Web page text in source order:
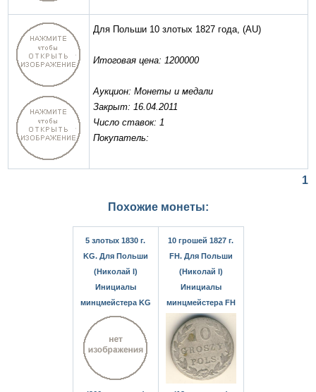
Для Польши 10 злотых 1827 года, (AU)
Итоговая цена: 1200000
Аукцион: Монеты и медали
Закрыт: 16.04.2011
Число ставок: 1
Покупатель:
1
Похожие монеты:
5 злотых 1830 г.
KG. Для Польши
(Николай I)
Инициалы
минцмейстера KG
10 грошей 1827 г.
FH. Для Польши
(Николай I)
Инициалы
минцмейстера FH